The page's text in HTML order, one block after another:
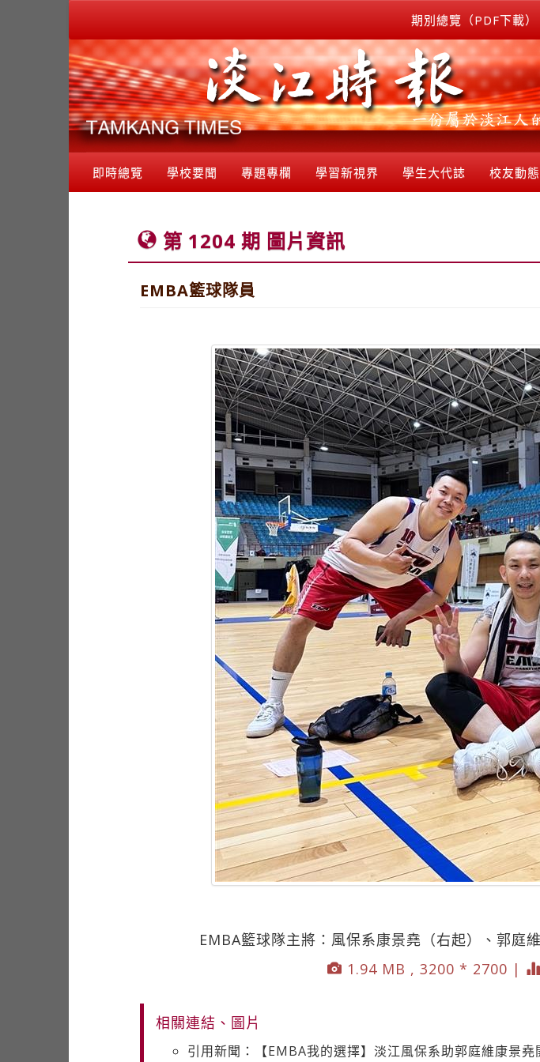
期別總覽（PDF下載）
即時總覽 學校要聞 專題專欄 學習新視界 學生大代誌 校友動態
第 1204 期 圖片資訊
EMBA籃球隊員
EMBA籃球隊主將：風保系康景堯（右起）、郭庭
1.94 MB , 3200 * 2700 |
相關連結、圖片
引用新聞：【EMBA我的選擇】淡江風保系助郭庭維康景堯